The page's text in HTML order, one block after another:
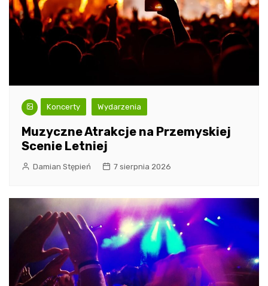
Koncerty Wydarzenia
Muzyczne Atrakcje na Przemyskiej
Scenie Letniej
Damian Stępień 7 sierpnia 2026